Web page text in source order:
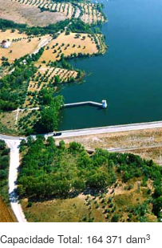
Capacidade Total: 164 371 dam3